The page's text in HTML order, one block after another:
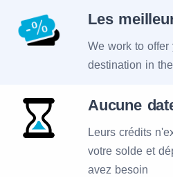
Les
We work to offer
destination in
Aucune
Leurs crédits
votre solde et
avez besoin